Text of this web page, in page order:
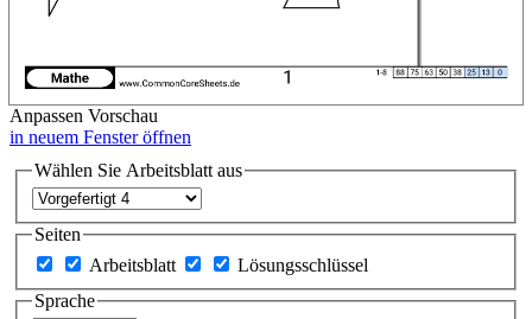
Anpassen Vorschau
in neuem Fenster öffnen
Wählen Sie Arbeitsblatt aus
Seiten
Arbeitsblatt
Lösungsschlüssel
Sprache